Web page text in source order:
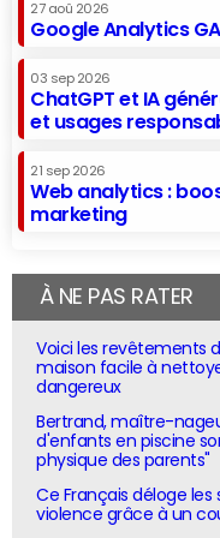
27 aoû 2026
Google Analytics
03 sep 2026
ChatGPT et IA
et usages
21 sep 2026
Web analytics :
marketing
À NE PAS RATER
Voici les revêtements
maison facile à
dangereux
Bertrand, maître-
d'enfants en piscine
physique des parents"
Ce Français déloge
violence grâce à un